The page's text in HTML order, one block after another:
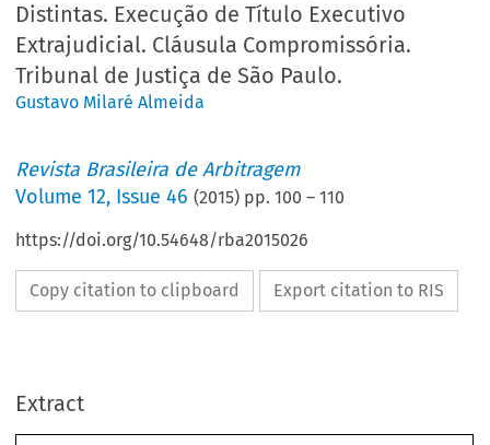
Distintas. Execução de Título Executivo
Extrajudicial. Cláusula Compromissória.
Tribunal de Justiça de São Paulo.
Gustavo Milaré Almeida
Revista Brasileira de Arbitragem
Volume12, Issue 46 (2015) pp.100 –110
https://doi.org/10.54648/rba2015026
Copy citation to clipboard Export citation to RIS
Extract
Jurisprudência Estatal Nacional Comentada